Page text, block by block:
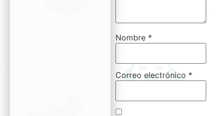
Nombre *
Correo electrónico *